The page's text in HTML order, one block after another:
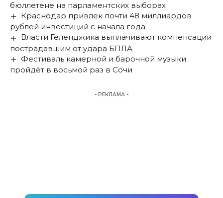
бюллетене на парламентских выборах
Краснодар привлек почти 48 миллиардов
рублей инвестиций с начала года
Власти Геленджика выплачивают компенсации
пострадавшим от удара БПЛА
Фестиваль камерной и барочной музыки
пройдёт в восьмой раз в Сочи
- РЕКЛАМА -